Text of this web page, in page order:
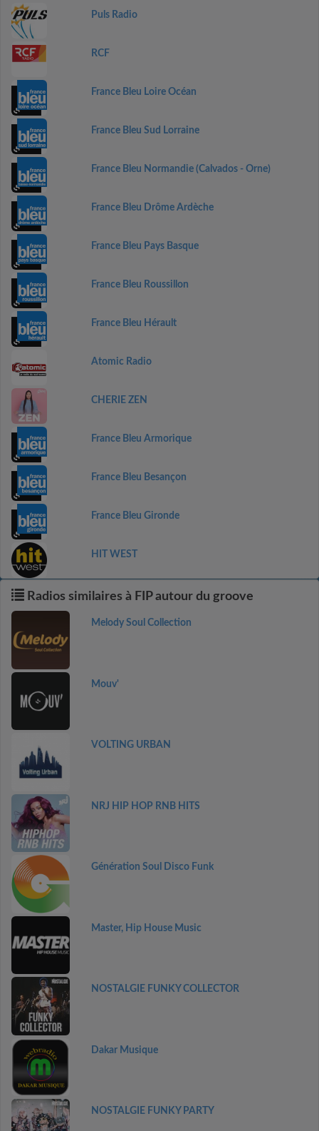
Puls Radio
RCF
France Bleu Loire Océan
France Bleu Sud Lorraine
France Bleu Normandie (Calvados - Orne)
France Bleu Drôme Ardèche
France Bleu Pays Basque
France Bleu Roussillon
France Bleu Hérault
Atomic Radio
CHERIE ZEN
France Bleu Armorique
France Bleu Besançon
France Bleu Gironde
HIT WEST
Radios similaires à FIP autour du groove
Melody Soul Collection
Mouv'
VOLTING URBAN
NRJ HIP HOP RNB HITS
Génération Soul Disco Funk
Master, Hip House Music
NOSTALGIE FUNKY COLLECTOR
Dakar Musique
NOSTALGIE FUNKY PARTY